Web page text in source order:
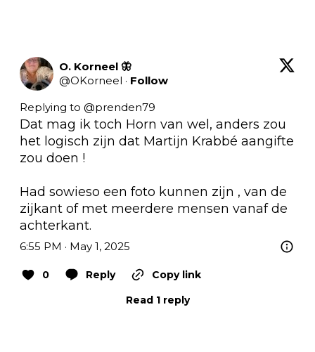
O. Korneel 🦋
@OKorneel · Follow
Replying to @prenden79
Dat mag ik toch Horn van wel, anders zou
het logisch zijn dat Martijn Krabbé aangifte
zou doen !
Had sowieso een foto kunnen zijn , van de
zijkant of met meerdere mensen vanaf de
achterkant.
6:55 PM · May 1, 2025
0 Reply
Copy link
Read 1 reply